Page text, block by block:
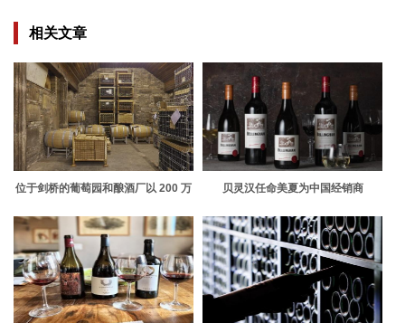
相关文章
位于剑桥的葡萄园和酿酒厂以 200 万
贝灵汉任命美夏为中国经销商